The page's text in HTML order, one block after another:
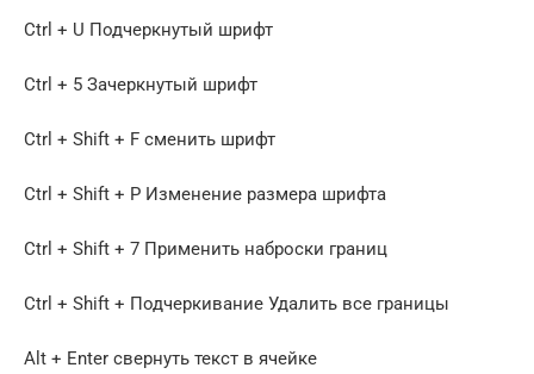
Ctrl + U Подчеркнутый шрифт
Ctrl + 5 Зачеркнутый шрифт
Ctrl + Shift + F сменить шрифт
Ctrl + Shift + P Изменение размера шрифта
Ctrl + Shift + 7 Применить наброски границ
Ctrl + Shift + Подчеркивание Удалить все границы
Alt + Enter свернуть текст в ячейке